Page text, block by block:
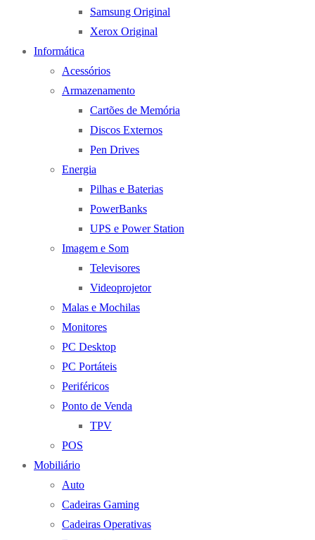
Samsung Original
Xerox Original
Informática
Acessórios
Armazenamento
Cartões de Memória
Discos Externos
Pen Drives
Energia
Pilhas e Baterias
PowerBanks
UPS e Power Station
Imagem e Som
Televisores
Videoprojetor
Malas e Mochilas
Monitores
PC Desktop
PC Portáteis
Periféricos
Ponto de Venda
TPV
POS
Mobiliário
Auto
Cadeiras Gaming
Cadeiras Operativas